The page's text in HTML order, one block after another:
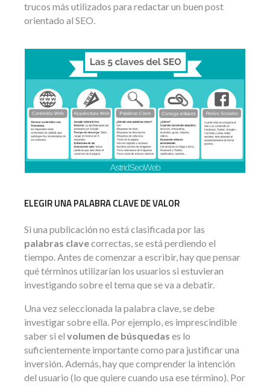
trucos más utilizados para redactar un buen post
orientado al SEO.
ELEGIR UNA PALABRA CLAVE DE VALOR
Si una publicación no está clasificada por las
palabras clavecorrectas, se está perdiendo el
tiempo. Antes de comenzar a escribir, hay que pensar
qué términos utilizarían los usuarios si estuvieran
investigando sobre el tema que se va a debatir.
Una vez seleccionada la palabra clave, se debe
investigar sobre ella. Por ejemplo, es imprescindible
saber si el volumen de búsquedas es lo
suficientemente importante como para justificar una
inversión. Además, hay que comprender la intención
del usuario (lo que quiere cuando usa ese término). Por